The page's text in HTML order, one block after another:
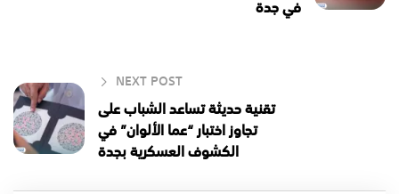
في جدة
NEXT POST
تقنية حديثة تساعد الشباب على
تجاوز اختبار “عما الألوان” في
الكشوف العسكرية بجدة